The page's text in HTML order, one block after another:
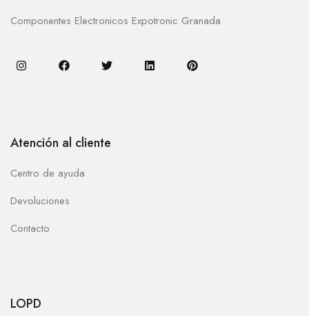
Componentes Electronicos Expotronic Granada
Atención al cliente
Centro de ayuda
Devoluciones
Contacto
LOPD